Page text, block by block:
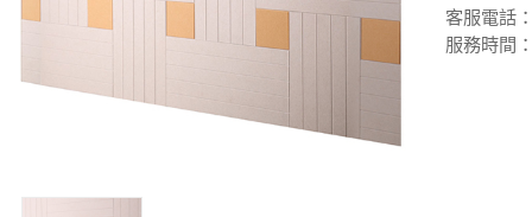
客服電話
服務時間